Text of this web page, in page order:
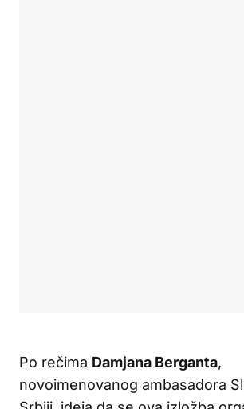
Po rečima Damjana Berganta,
novoimenovanog ambasadora